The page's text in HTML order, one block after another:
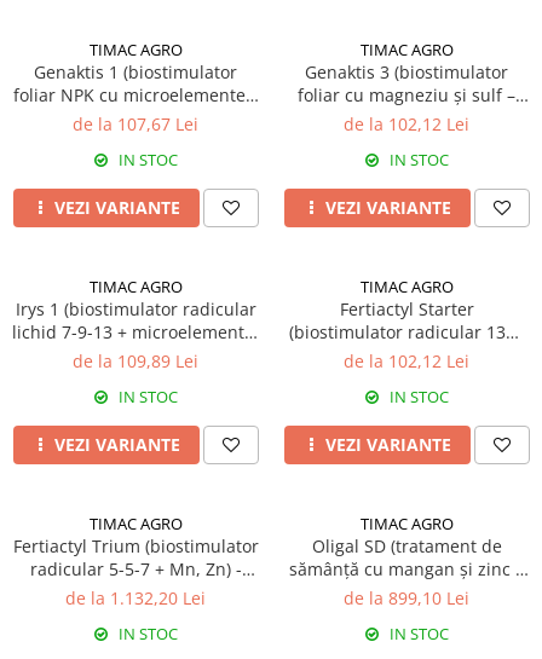
Insecticide
Acaricide
Biostimulatori
CAMELINĂ
Fungicide
Insecticide
Fungicide
Biostimulatori
Fertilizanți foliari
CARTOF
Fertilizanți foliari
CASTRAVEȚI CORNIȘON
Insecticide
Biostimulatori
CEREALE PĂIOASE
Insecticide
Biostimulatori
Fertilizanți foliari
Fungicide
Fertilizanți foliari
Adjuvanți
CITRICE
Fertilizanți foliari
TIMAC AGRO
Genaktis 1 (biostimulator
foliar NPK cu microelemente –
9-5-7) - Biostimulator
de la 107,67 Lei
IN STOC
VEZI VARIANTE
TIMAC AGRO
Genaktis 3 (biostimulator
foliar cu magneziu și sulf –
4,5% MgO + 10% SO3) -
de la 102,12 Lei
IN STOC
VEZI VARIANTE
TIMAC AGRO
Irys 1 (biostimulator radicular
lichid 7-9-13 + microelemente)
- Biostimulator
de la 109,89 Lei
IN STOC
VEZI VARIANTE
TIMAC AGRO
Fertiactyl Starter
(biostimulator radicular 13N-
5P2O5-8K2O)
de la 102,12 Lei
IN STOC
VEZI VARIANTE
TIMAC AGRO
Fertiactyl Trium (biostimulator
radicular 5-5-7 + Mn, Zn) -
Biostimulator
de la 1.132,20 Lei
IN STOC
TIMAC AGRO
Oligal SD (tratament de
sămânță cu mangan și zinc –
1,5% Mn + 1,5% Zn + B) -
de la 899,10 Lei
IN STOC